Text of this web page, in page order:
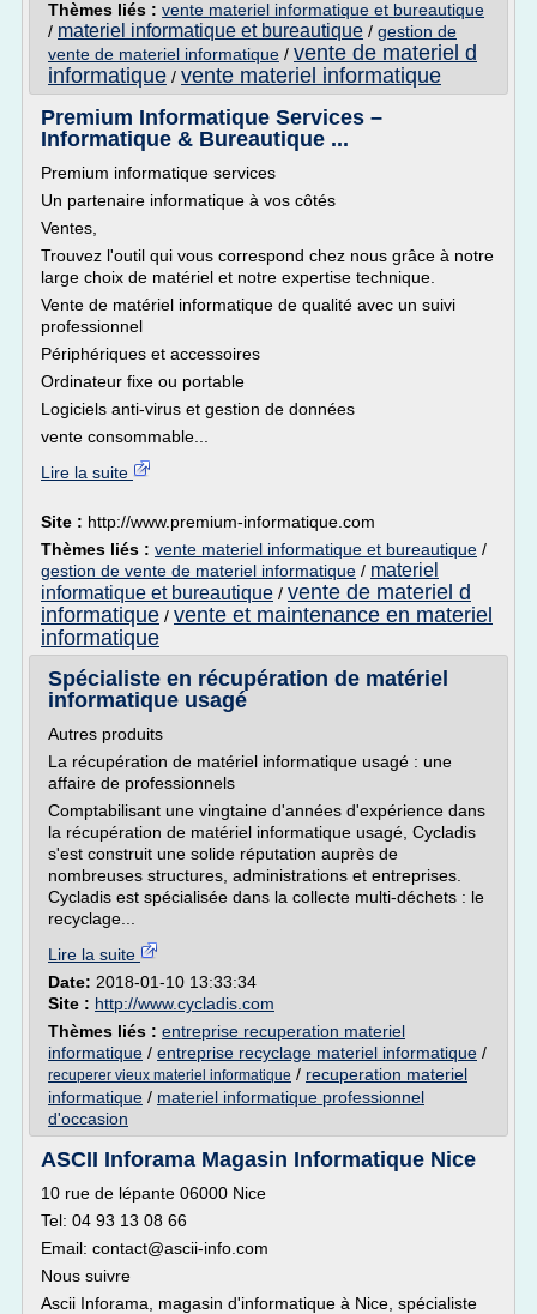
Thèmes liés : vente materiel informatique et bureautique
/ materiel informatique et bureautique / gestion de
vente de materiel informatique / vente de materiel d
informatique / vente materiel informatique
Premium Informatique Services –
Informatique & Bureautique ...
Premium informatique services
Un partenaire informatique à vos côtés
Ventes,
Trouvez l'outil qui vous correspond chez nous grâce à notre
large choix de matériel et notre expertise technique.
Vente de matériel informatique de qualité avec un suivi
professionnel
Périphériques et accessoires
Ordinateur fixe ou portable
Logiciels anti-virus et gestion de données
vente consommable...
Lire la suite
Site : http://www.premium-informatique.com
Thèmes liés : vente materiel informatique et bureautique /
gestion de vente de materiel informatique / materiel
informatique et bureautique / vente de materiel d
informatique / vente et maintenance en materiel
informatique
Spécialiste en récupération de matériel
informatique usagé
Autres produits
La récupération de matériel informatique usagé : une
affaire de professionnels
Comptabilisant une vingtaine d'années d'expérience dans
la récupération de matériel informatique usagé, Cycladis
s'est construit une solide réputation auprès de
nombreuses structures, administrations et entreprises.
Cycladis est spécialisée dans la collecte multi-déchets : le
recyclage...
Lire la suite
Date: 2018-01-10 13:33:34
Site : http://www.cycladis.com
Thèmes liés : entreprise recuperation materiel
informatique / entreprise recyclage materiel informatique /
recuperer vieux materiel informatique / recuperation materiel
informatique / materiel informatique professionnel
d'occasion
ASCII Inforama Magasin Informatique Nice
10 rue de lépante 06000 Nice
Tel: 04 93 13 08 66
Email: contact@ascii-info.com
Nous suivre
Ascii Inforama, magasin d'informatique à Nice, spécialiste